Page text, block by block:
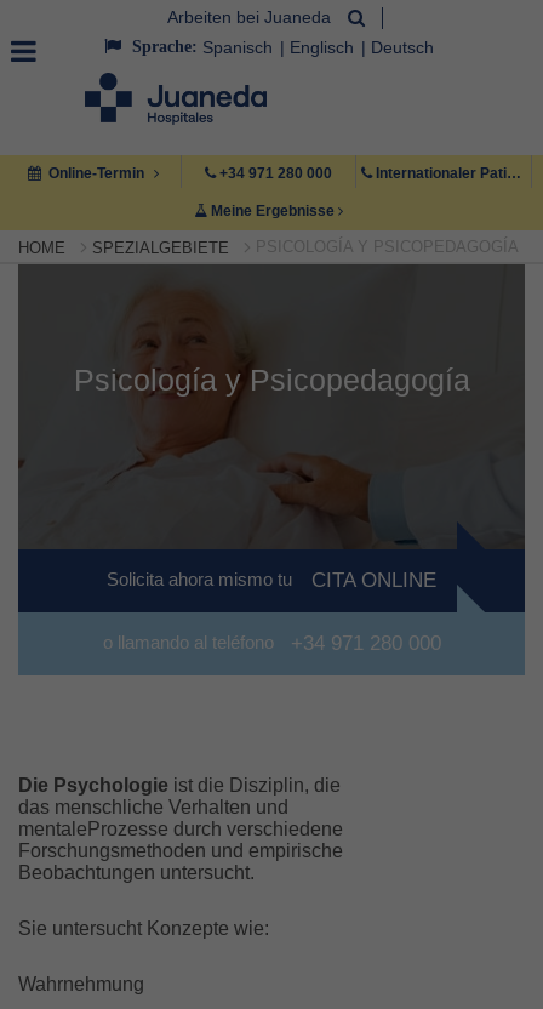
Arbeiten bei Juaneda
Sprache: Spanisch Englisch Deutsch
Online-Termin +34 971 280 000 Internationaler Patient +34 971 222 222
Meine Ergebnisse
HOME SPEZIALGEBIETE PSICOLOGÍA Y PSICOPEDAGOGÍA
Psicología y Psicopedagogía
Solicita ahora mismo tu CITA ONLINE
o llamando al teléfono +34 971 280 000
Die Psychologie ist die Disziplin, die
das menschliche Verhalten und
mentaleProzesse durch verschiedene
Forschungsmethoden und empirische
Beobachtungen untersucht.
Sie untersucht Konzepte wie:
Wahrnehmung